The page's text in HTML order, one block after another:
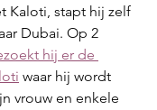
Kaloti, stapt hij zelf
Dubai. Op 2
hij er de
waar hij wordt
vrouw en enkele